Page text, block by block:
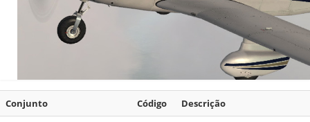
Conjunto Código Descrição